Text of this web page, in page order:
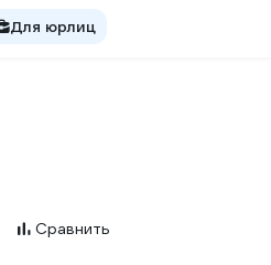
Для юрлиц
Сравнить